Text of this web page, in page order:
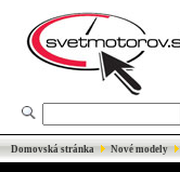
Domovská stránka Nové modely